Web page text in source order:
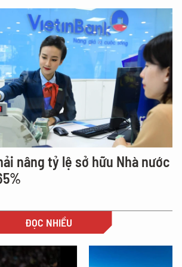
nâng tỷ lệ sở hữu Nhà nước
ĐỌC NHIỀU